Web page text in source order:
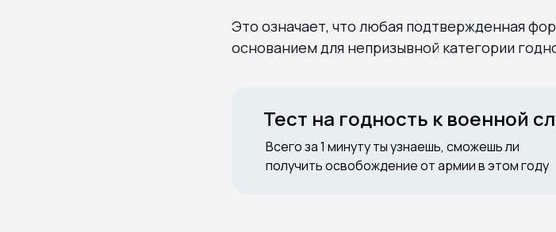
Это означает, что любая подтвержденная
основанием для непризывной категории
Тест на годность к военной
Всего за 1 минуту ты узнаешь, сможешь ли
получить освобождение от армии в этом году